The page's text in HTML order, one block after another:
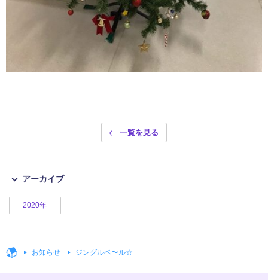
一覧を見る
アーカイブ
2020年
お知らせ ジングルベ〜ル☆